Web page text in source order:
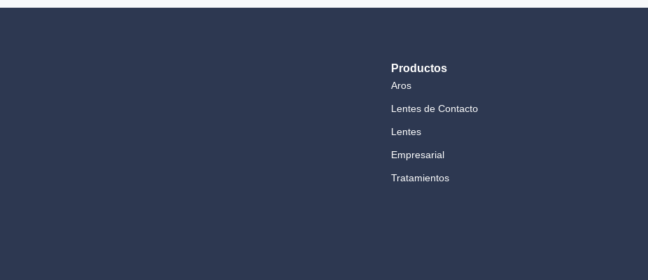
Productos
Aros
Lentes de Contacto
Lentes
Empresarial
Tratamientos